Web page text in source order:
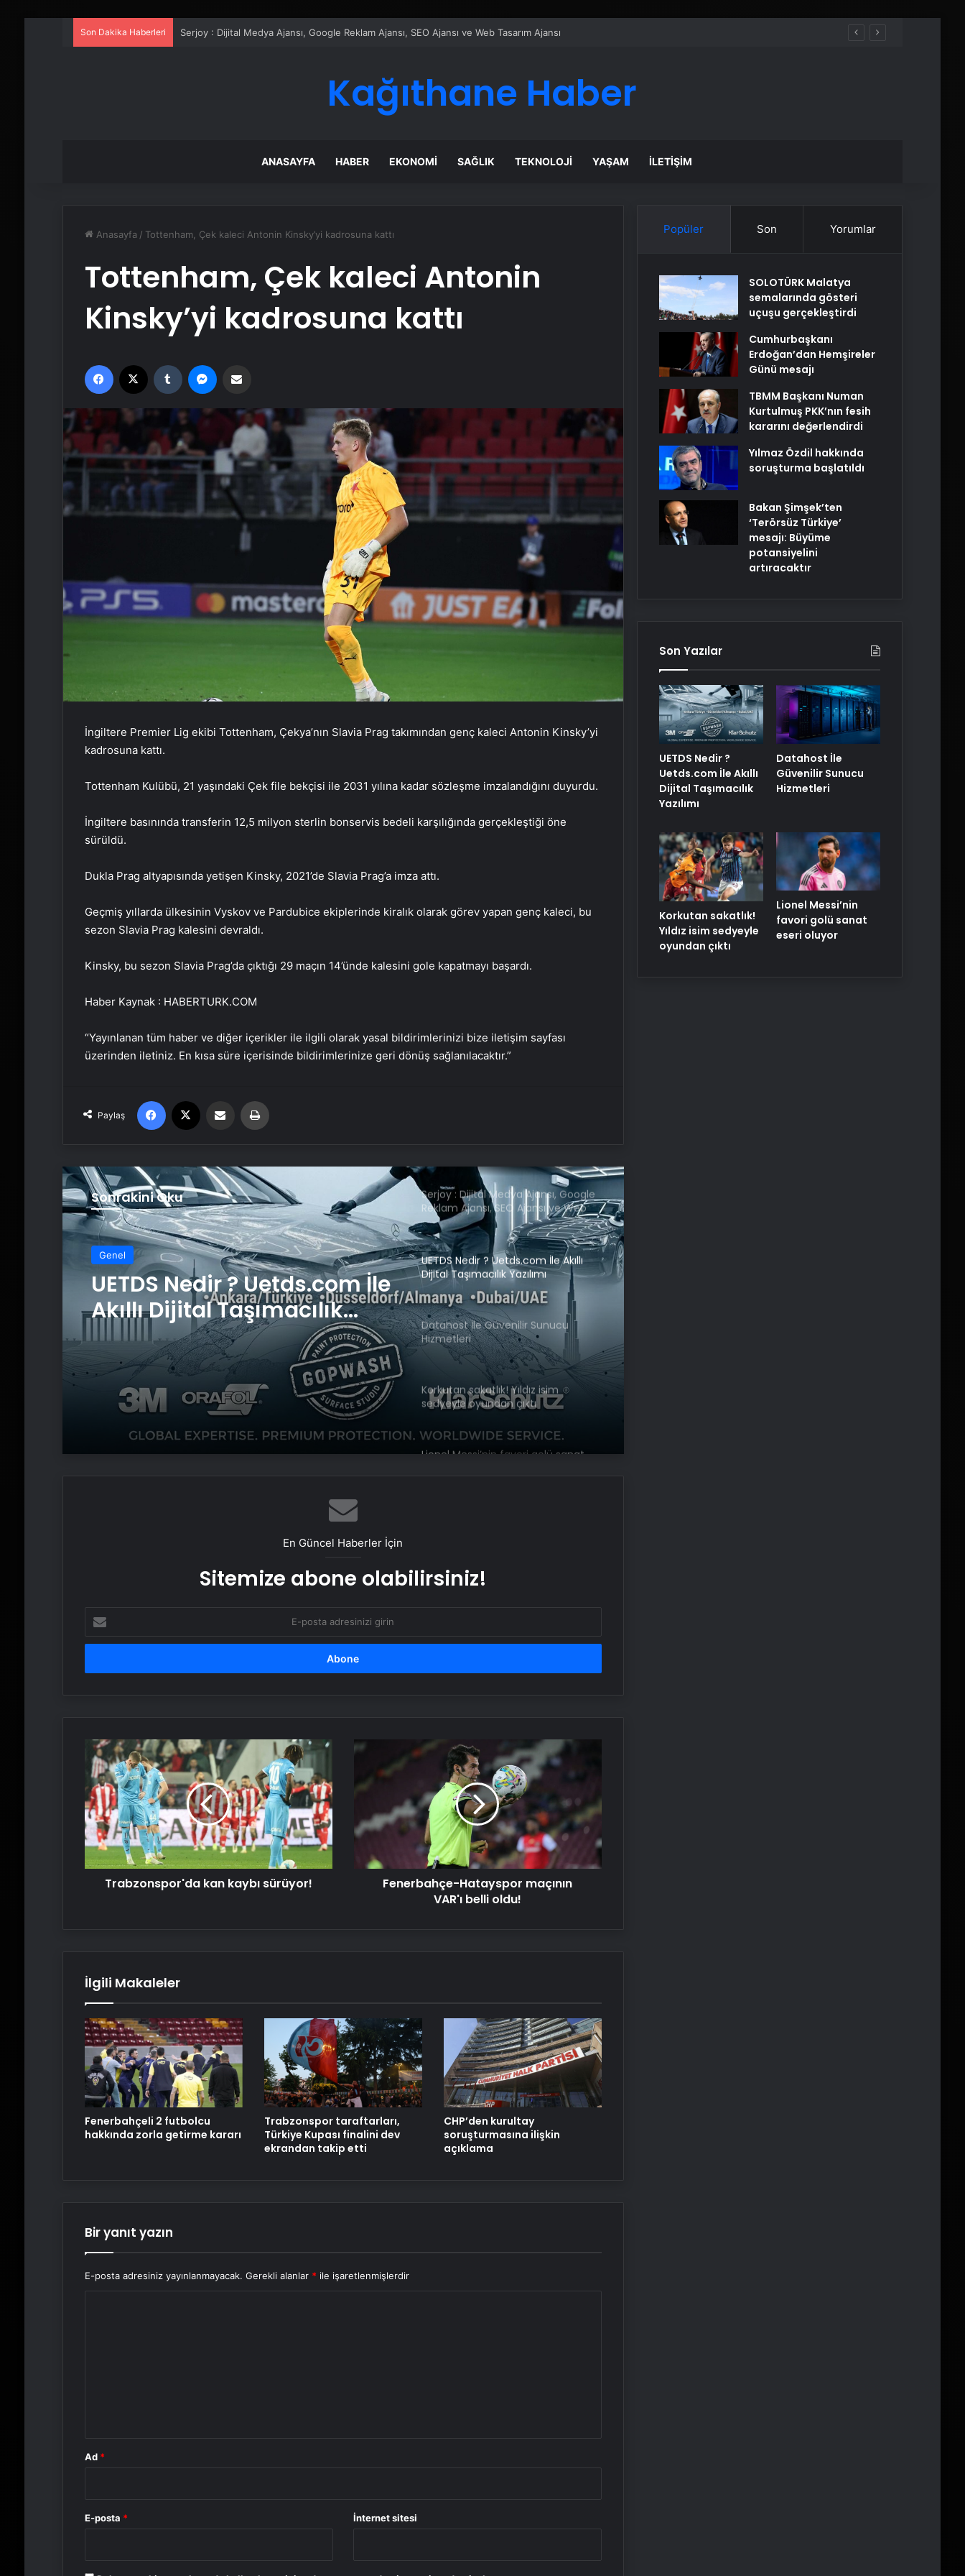
Son Dakika Haberleri UETDS Nedir ? Uetds.com İle Akıllı Dijital Taşımacılık Yazılımı
Kağıthane Haber
ANASAYFA HABER EKONOMI SAĞLIK TEKNOLOJI YAŞAM İLETIŞIM
Anasayfa / Tottenham, Çek kaleci Antonin Kinsky’yi kadrosuna kattı
Tottenham, Çek kaleci Antonin
Kinsky’yi kadrosuna kattı
Facebook Tumblr
İngiltere Premier Lig ekibi Tottenham, Çekya’nın Slavia Prag takımından genç kaleci Antonin Kinsky’yi
kadrosuna kattı.
Tottenham Kulübü, 21 yaşındaki Çek file bekçisi ile 2031 yılına kadar sözleşme imzalandığını duyurdu.
İngiltere basınında transferin 12,5 milyon sterlin bonservis bedeli karşılığında gerçekleştiği öne
sürüldü.
Dukla Prag altyapısında yetişen Kinsky, 2021’de Slavia Prag’a imza attı.
Geçmiş yıllarda ülkesinin Vyskov ve Pardubice ekiplerinde kiralık olarak görev yapan genç kaleci, bu
sezon Slavia Prag kalesini devraldı.
Kinsky, bu sezon Slavia Prag’da çıktığı 29 maçın 14’ünde kalesini gole kapatmayı başardı.
Haber Kaynak : HABERTURK.COM
“Yayınlanan tüm haber ve diğer içerikler ile ilgili olarak yasal bildirimlerinizi bize iletişim sayfası
üzerinden iletiniz. En kısa süre içerisinde bildirimlerinize geri dönüş sağlanılacaktır.”
Paylaş
Facebook Email'den paylaş
Sonrakini Oku
Genel
UETDS Nedir ? Uetds.com İle
Akıllı Dijital Taşımacılık
Yazılımı
Anadolu Efes, erteleme maçında
Karşıyaka’yı yendi
ayırdı
Dursun Özbek ve Ertuğrul Doğan
Serjoy : Dijital Medya Ajansı, Google
Reklam Ajansı, SEO Ajansı ve Web
Tasarım Ajansı
UETDS Nedir ? Uetds.com İle Akıllı
Dijital Taşımacılık Yazılımı
Datahost İle Güvenilir Sunucu
Hizmetleri
Korkutan sakatlık! Yıldız isim
sedyeyle oyundan çıktı
Lionel Messi’nin favori golü sanat
Galatasaray’a geri döndü!
Geri mi dönüyor? İsmail Kartal’dan
Fenerbahçe açıklaması
Serjoy : Dijital Medya Ajansı, Google
Reklam Ajansı, SEO Ajansı ve Web
Tasarım Ajansı
Korkutan sakatlık! Yıldız isim
sedyeyle oyundan çıktı
Lionel Messi’nin favori golü sanat
eseri oluyor
En Güncel Haberler İçin
Sitemize abone olabilirsiniz!
posta
adresinizi
Trabzonspor'da
kan
kaybı
sürüyor!
Trabzonspor'da kan kaybı sürüyor!
Fenerbahçe-
Hatayspor
maçının
VAR'ı
oldu!
Fenerbahçe-Hatayspor maçının
VAR'ı belli oldu!
İlgili Makaleler
Fenerbahçeli 2 futbolcu
hakkında zorla getirme kararı
Trabzonspor taraftarları,
Türkiye Kupası finalini dev
ekrandan takip etti
CHP’den kurultay
soruşturmasına ilişkin
açıklama
Bir yanıt yazın
E-posta adresiniz yayınlanmayacak. Gerekli alanlar * ile işaretlenmişlerdir
Ad *
E-posta * İnternet sitesi
Popüler Son Yorumlar
SOLOTÜRK Malatya
semalarında gösteri
uçuşu gerçekleştirdi
Cumhurbaşkanı
Erdoğan’dan Hemşireler
Günü mesajı
TBMM Başkanı Numan
Kurtulmuş PKK’nın fesih
kararını değerlendirdi
Yılmaz Özdil hakkında
soruşturma başlatıldı
Bakan Şimşek’ten
‘Terörsüz Türkiye’
mesajı: Büyüme
potansiyelini
artıracaktır
Son Yazılar
UETDS Nedir ?
Uetds.com İle Akıllı
Dijital Taşımacılık
Yazılımı
Datahost İle
Güvenilir Sunucu
Hizmetleri
Korkutan sakatlık!
Yıldız isim sedyeyle
oyundan çıktı
Lionel Messi’nin
favori golü sanat
eseri oluyor